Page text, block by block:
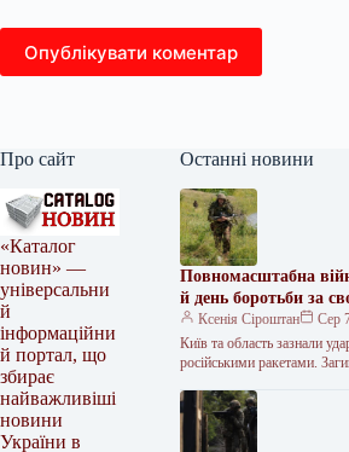
Опублікувати коментар
Про сайт
«Каталог
новин» —
універсальни
й
інформаційни
й портал, що
збирає
найважливіші
новини
України в
Останні новини
Повномасштабна
й день боротьби за
Ксенія Сіроштан
Сер
Київ та область зазнали
російськими ракетами.
отримали поранення.
цивільну інфраструктуру,
логістичні центри…